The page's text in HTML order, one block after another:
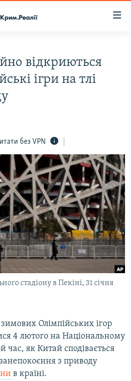
відкриються
ігри на тлі
без VPN
стадіону в Пекіні, 31 січня
Олімпійських ігор
4 лютого на Національному
час, як Китай сподівається
з приводу
в країні.